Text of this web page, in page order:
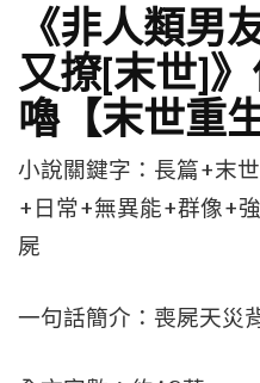
《非人類男
又撩[末世]
嚕【末世重生
小說關鍵字：長篇+末
+日常+無異能+群像+
屍
一句話簡介：喪屍天災